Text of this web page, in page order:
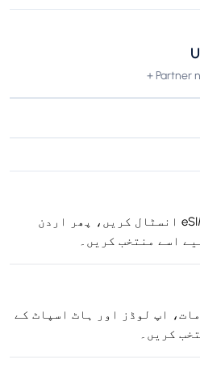
Partner
روانگی سے پہلے Wi-Fi پر eSIM انسٹال کریں، پھر اردن
اسے منتخب کریں۔
اپ لوڈز اور ہاٹ اسپاٹ کے
کریں۔